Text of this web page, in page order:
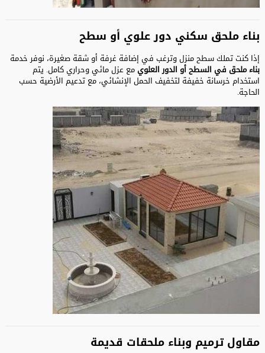
بناء ملحق سكني دور علوي أو سطح
إذا كنت تملك سطح منزل وترغب في إضافة غرفة أو شقة صغيرة، نوفر خدمة
بناء ملحق في السطح أو الدور العلويمع عزل مائي وحراري كامل. يتم
استخدام خرسانة خفيفة لتخفيف الحمل الإنشائي، مع تدعيم الأرضية حسب
الحاجة.
مقاول ترميم وبناء ملحقات قديمة